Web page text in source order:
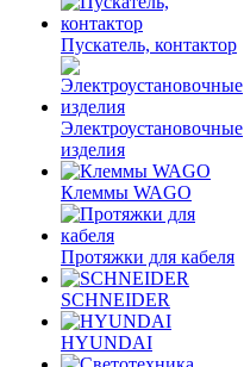
Пускатель, контактор
Электроустановочные
изделия
Клеммы WAGO
Протяжки для кабеля
SCHNEIDER
HYUNDAI